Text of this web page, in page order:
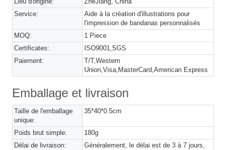
Service:
Aide à la création d'illustrations pour
l'impression de bandanas personnalisés
MOQ:
1 Piece
Certificates:
ISO9001,SGS
Paiement:
T/T,Western
Union,Visa,MasterCard,American Express
Emballage et livraison
Taille de l'emballage
unique:
35*40*0.5cm
Poids brut simple:
180g
Délai de livraison:
Généralement, le délai est de 3 à 7 jours,